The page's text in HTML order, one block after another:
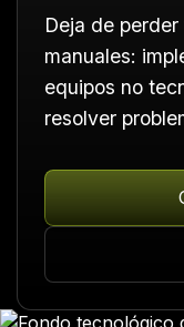
Deja de
manuales:
equipos no
resolver